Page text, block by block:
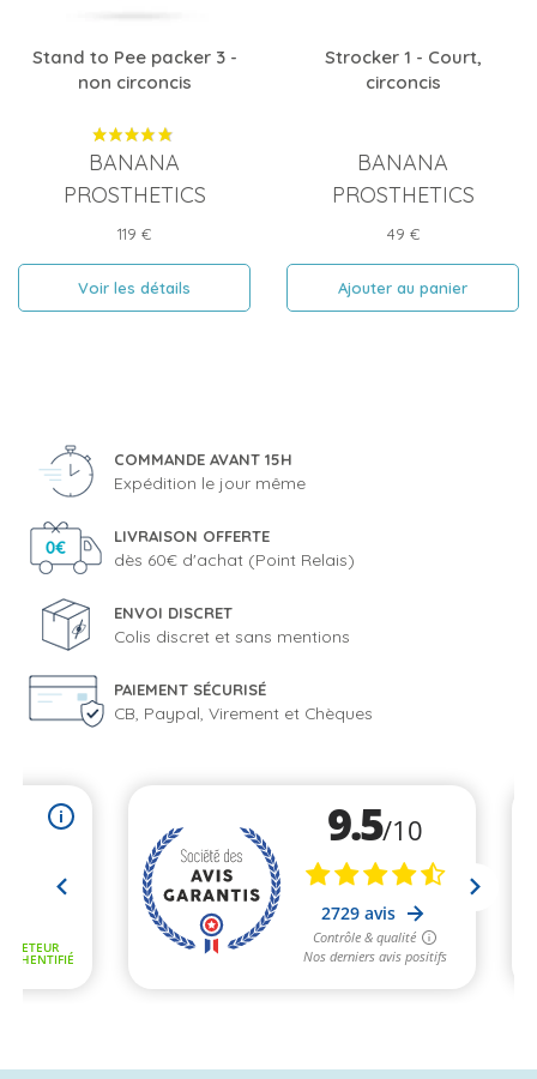
Stand to Pee packer 3 -
non circoncis
BANANA
PROSTHETICS
Prix
119 €
Voir les détails
Strocker 1 - Court,
circoncis
BANANA
PROSTHETICS
Prix
49 €
Ajouter au panier
COMMANDE AVANT 15H
Expédition le jour même
LIVRAISON OFFERTE
dès 60€ d'achat (Point Relais)
ENVOI DISCRET
Colis discret et sans mentions
PAIEMENT SÉCURISÉ
CB, Paypal, Virement et Chèques